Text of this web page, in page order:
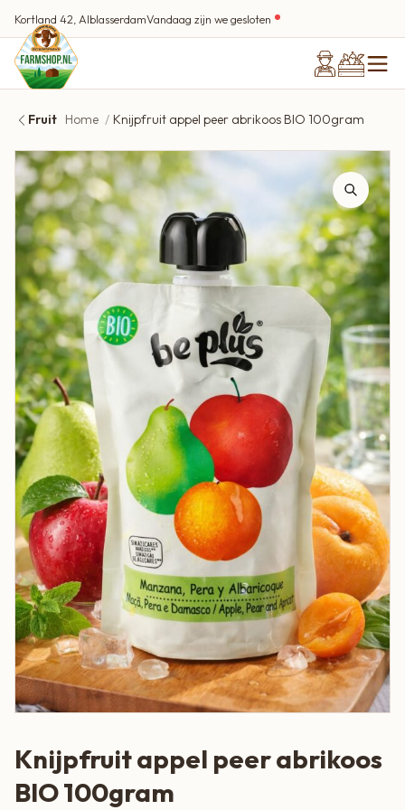
Kortland 42, AlblasserdamVandaag zijn we gesloten
Fruit Home Knijpfruit appel peer abrikoos BIO 100gram
Knijpfruit appel peer abrikoos
BIO 100gram